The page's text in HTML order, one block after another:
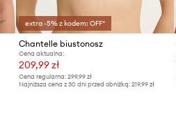
extra -5% z kodem: OFF*
Chantelle biustonosz
Cena aktualna:
209,99 zł
Cena regularna:299,99 zł
Najniższa cena z 30 dni przed obniżką:219,99 zł